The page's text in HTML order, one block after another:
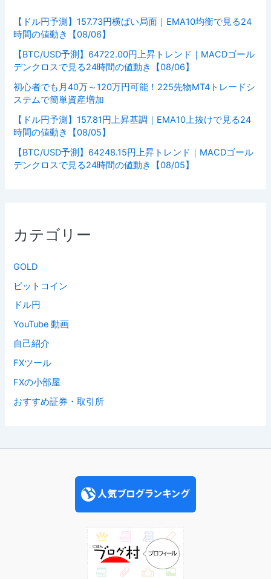
【ドル円予測】157.73円横ばい局面｜EMA10均衡で見る24
時間の値動き【08/06】
【BTC/USD予測】64722.00円上昇トレンド｜MACDゴール
デンクロスで見る24時間の値動き【08/06】
初心者でも月40万～120万円可能！225先物MT4トレードシ
ステムで簡単資産増加
【ドル円予測】157.81円上昇基調｜EMA10上抜けで見る24
時間の値動き【08/05】
【BTC/USD予測】64248.15円上昇トレンド｜MACDゴール
デンクロスで見る24時間の値動き【08/05】
カテゴリー
GOLD
ビットコイン
ドル円
YouTube 動画
自己紹介
FXツール
FXの小部屋
おすすめ証券・取引所